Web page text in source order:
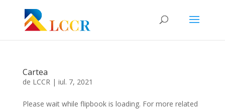
Cartea
de LCCR| iul. 7, 2021
Please wait while flipbook is loading. For more related